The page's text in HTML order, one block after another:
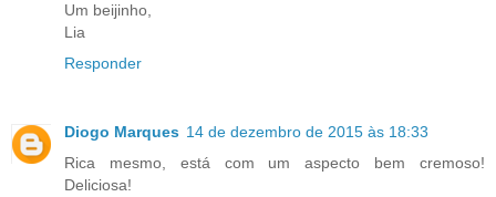
Um beijinho,
Lia
Responder
Diogo Marques 14 de dezembro de 2015 às 18:33
Rica mesmo, está com um aspecto bem cremoso!
Deliciosa!